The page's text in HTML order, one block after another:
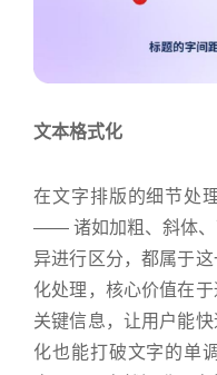
文本格式化
在文字排版的细节处
—— 诸如加粗、斜体、
异进行区分，都属于
化处理，核心价值在
关键信息，让用户能
化也能打破文字的单